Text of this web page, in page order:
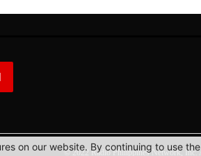
© 2022 Radio Philippines Network, Inc.
on our website. By continuing to use